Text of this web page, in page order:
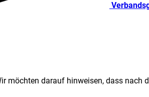
möchten darauf hinweisen, dass nach